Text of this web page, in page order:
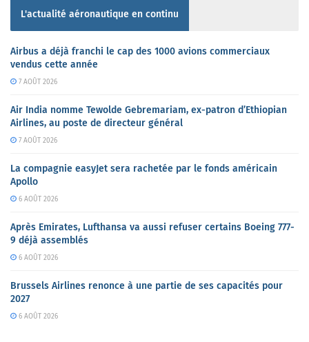
L'actualité aéronautique en continu
Airbus a déjà franchi le cap des 1000 avions commerciaux
vendus cette année
7 AOÛT 2026
Air India nomme Tewolde Gebremariam, ex-patron d’Ethiopian
Airlines, au poste de directeur général
7 AOÛT 2026
La compagnie easyJet sera rachetée par le fonds américain
Apollo
6 AOÛT 2026
Après Emirates, Lufthansa va aussi refuser certains Boeing 777-
9 déjà assemblés
6 AOÛT 2026
Brussels Airlines renonce à une partie de ses capacités pour
2027
6 AOÛT 2026